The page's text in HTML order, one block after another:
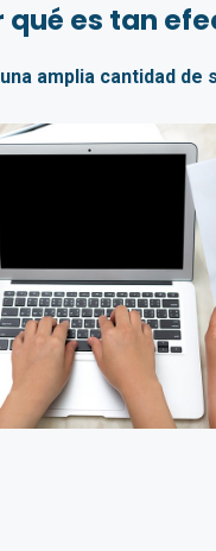
qué es tan
amplia cantidad